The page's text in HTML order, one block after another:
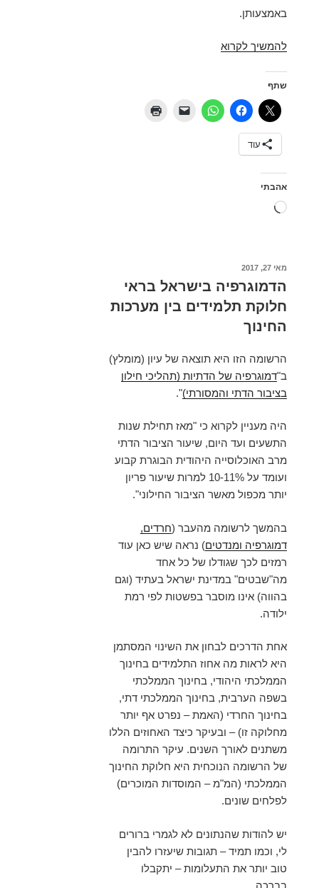
באמצעותן.
להמשיך לקרוא
לכנסת
ה־20
שתף
עוד
אהבתי
טוען...
פורסם
מאי 27, 2017
הדמוגרפיה בישראל בראי
חלוקת תלמידים בין מערכות
החינוך
הרשומה הזו היא תוצאה של עיון (מומלץ)
ב"דמוגרפיה של הדתיות (תהליכי חילון
בציבור הדתי והמסורתי)".
היה מעניין לקרוא כי "מאז תחילת שנות
התשעים ועד היום, שיעור הציבור הדתי
מרב האוכלוסייה היהודית הבוגרת קבוע
ועומד על 10-11% למרות שיעור פריון
יותר מכפול מאשר הציבור החילוני".
בהמשך לרשומה מהעבר (חרדים,
דמוגרפיה ומנדטים) נראה שיש כאן עוד
רמזים לכך שגודלו של כל אחד
מה"שבטים" במדינת ישראל בעתיד (וגם
בהווה) אינו מוסבר בפשטות לפי רמת
ילודה.
אחת הדרכים לבחון את השינוי המסתמן
היא לראות מה אחוז התלמידים בחינוך
הממלכתי היהודי, בחינוך הממלכתי
בשפה הערבית, בחינוך הממלכתי דתי,
בחינוך החרדי (האמת – נפרט אף יותר
מחלוקה זו) – ובעיקר כיצד האחוזים הללו
משתנים לאורך השנים. עיקר התרומה
של הרשומה הנוכחית היא חלוקת החינוך
הממלכתי (המ"מ – המוסדות המוכרים)
לפלחים שונים.
יש להודות שהנתונים לא לגמרי ברורים
לי, וכמו תמיד – תגובות שיעזרו להבין
טוב יותר את התעלומות – יתקבלו
בברכה.